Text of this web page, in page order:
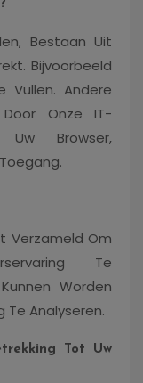
Bestaan ​​uit
Bijvoorbeeld
Vullen. Andere
Onze IT-
Uw Browser,
Verzameld Om
Te
Worden
Te Analyseren.
Tot Uw